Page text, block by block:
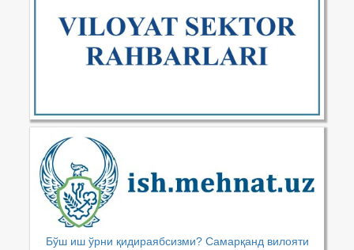
Бўш иш ўрни қидираябсизми? Самарқанд вилояти